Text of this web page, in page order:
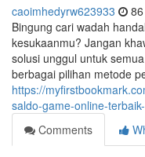
caoimhedyrw623933
Bingung cari wadah
kesukaanmu? Jangan
solusi unggul untuk
berbagai pilihan metode
https://
saldo-game-online-
Comments